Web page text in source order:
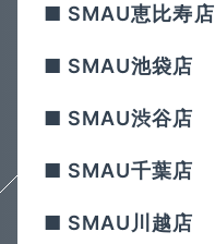
SMAU恵比寿店
SMAU池袋店
SMAU渋谷店
SMAU千葉店
SMAU川越店